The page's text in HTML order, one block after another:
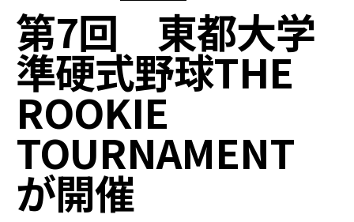
第7回 東都大学
準硬式野球THE
ROOKIE
TOURNAMENT
が開催